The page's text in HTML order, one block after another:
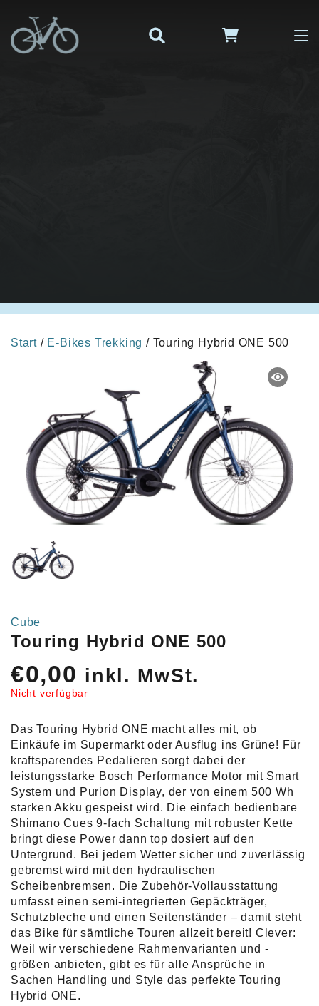
Start / E-Bikes Trekking / Touring Hybrid ONE 500
Cube
Touring Hybrid ONE 500
€0,00 inkl. MwSt.
Nicht verfügbar
Das Touring Hybrid ONE macht alles mit, ob
Einkäufe im Supermarkt oder Ausflug ins Grüne! Für
kraftsparendes Pedalieren sorgt dabei der
leistungsstarke Bosch Performance Motor mit Smart
System und Purion Display, der von einem 500 Wh
starken Akku gespeist wird. Die einfach bedienbare
Shimano Cues 9-fach Schaltung mit robuster Kette
bringt diese Power dann top dosiert auf den
Untergrund. Bei jedem Wetter sicher und zuverlässig
gebremst wird mit den hydraulischen
Scheibenbremsen. Die Zubehör-Vollausstattung
umfasst einen semi-integrierten Gepäckträger,
Schutzbleche und einen Seitenständer – damit steht
das Bike für sämtliche Touren allzeit bereit! Clever:
Weil wir verschiedene Rahmenvarianten und -
größen anbieten, gibt es für alle Ansprüche in
Sachen Handling und Style das perfekte Touring
Hybrid ONE.